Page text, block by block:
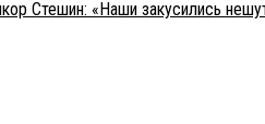
Стешин: «Наши закусились